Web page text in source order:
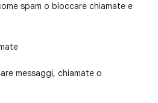
spam o bloccare chiamate e
messaggi, chiamate o